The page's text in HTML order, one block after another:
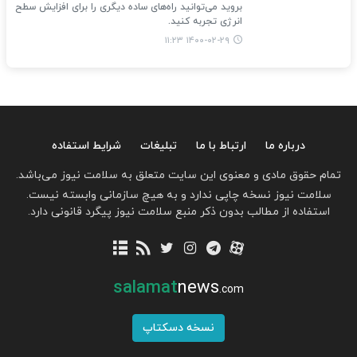
بروید می‌توانید راه‌های ساده دیگری را برای افزایش سطح
انرژی تجربه کنید.
۱۴۰۰-۰۲-۲۹ ۱۱:۲۳
درباره ما ارتباط با ما تبلیغات
شرایط استفاده
تمام حقوق مادی و معنوی این سایت متعلق به سلامت نیوز می‌باشد.
سلامت نیوز نسخه چاپی ندارد و به هیچ سازمانی وابسته نیست.
استفاده از مطالب بدون ذکر منبع سلامت نیوز پیگرد قانونی دارد.
salamatnews.com
نسخه دسکتاپ